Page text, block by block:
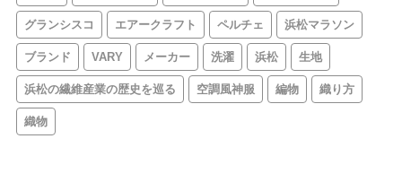
グランシスコ エアークラフト ペルチェ 浜松マラソン
ブランド VARY メーカー 洗濯 浜松 生地
浜松の繊維産業の歴史を巡る 空調風神服 編物 織り方
織物